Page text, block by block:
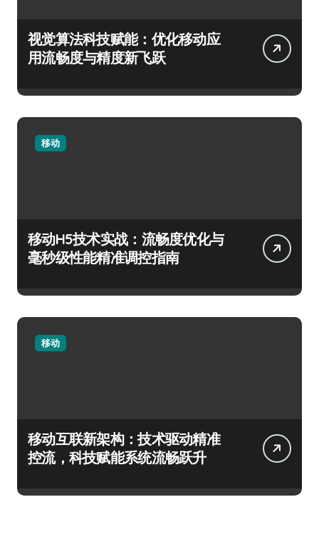
视觉算法科技赋能：优化移动应
用流畅度与精度新飞跃
移动
移动H5技术实战：流畅度优化与
毫秒级性能精准调控指南
移动
移动互联新架构：技术驱动精准
控流，科技赋能系统流畅跃升